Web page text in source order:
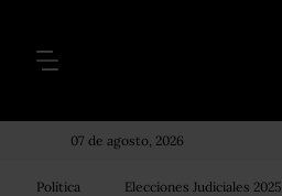
07 de agosto, 2026
Política Elecciones Judiciales 2025